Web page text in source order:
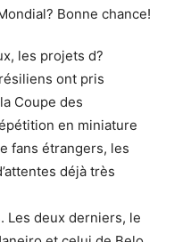
les projets d?
ont pris
Coupe des
en miniature
fans étrangers, les
déjà très
Les deux derniers, le